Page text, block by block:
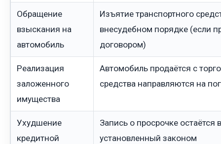
Обращение
взыскания на
автомобиль
Изъятие транспортного
внесудебном порядке (если
договором)
Реализация
заложенного
имущества
Автомобиль продаётся с
средства направляются на
Ухудшение
кредитной
Запись о просрочке остаётся
установленный законом